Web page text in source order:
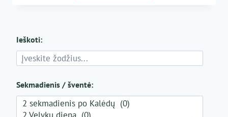
Ieškoti:
Sekmadienis / šventė: